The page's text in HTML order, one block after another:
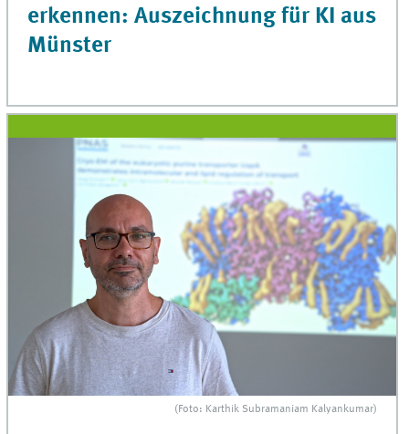
erkennen: Auszeichnung für KI aus
Münster
(Foto: Karthik Subramaniam Kalyankumar)